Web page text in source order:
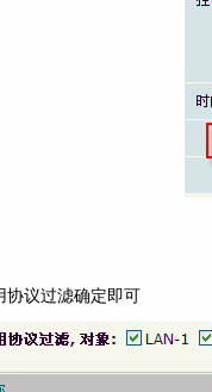
协议过滤确定即可